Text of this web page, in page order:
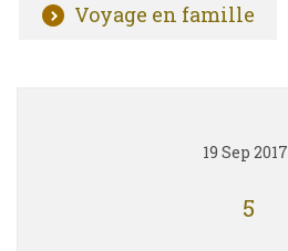
Voyage en famille
19 Sep 2017
5